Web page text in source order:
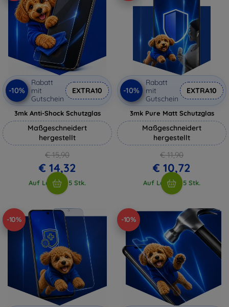
-10%
Rabatt
mit
Gutschein
EXTRA10
3mk Anti-Shock Schutzglas
Maßgeschneidert
hergestellt
€ 15,90
€ 14,32
Auf Lager > 5 Stk.
-10%
Rabatt
mit
Gutschein
EXTRA10
3mk Pure Matt Schutzglas
Maßgeschneidert
hergestellt
€ 11,90
€ 10,72
Auf Lager > 5 Stk.
-10% -10%